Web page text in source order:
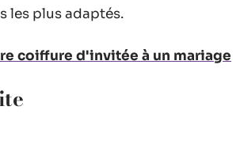
les plus adaptés.
coiffure d'invitée à un mariage